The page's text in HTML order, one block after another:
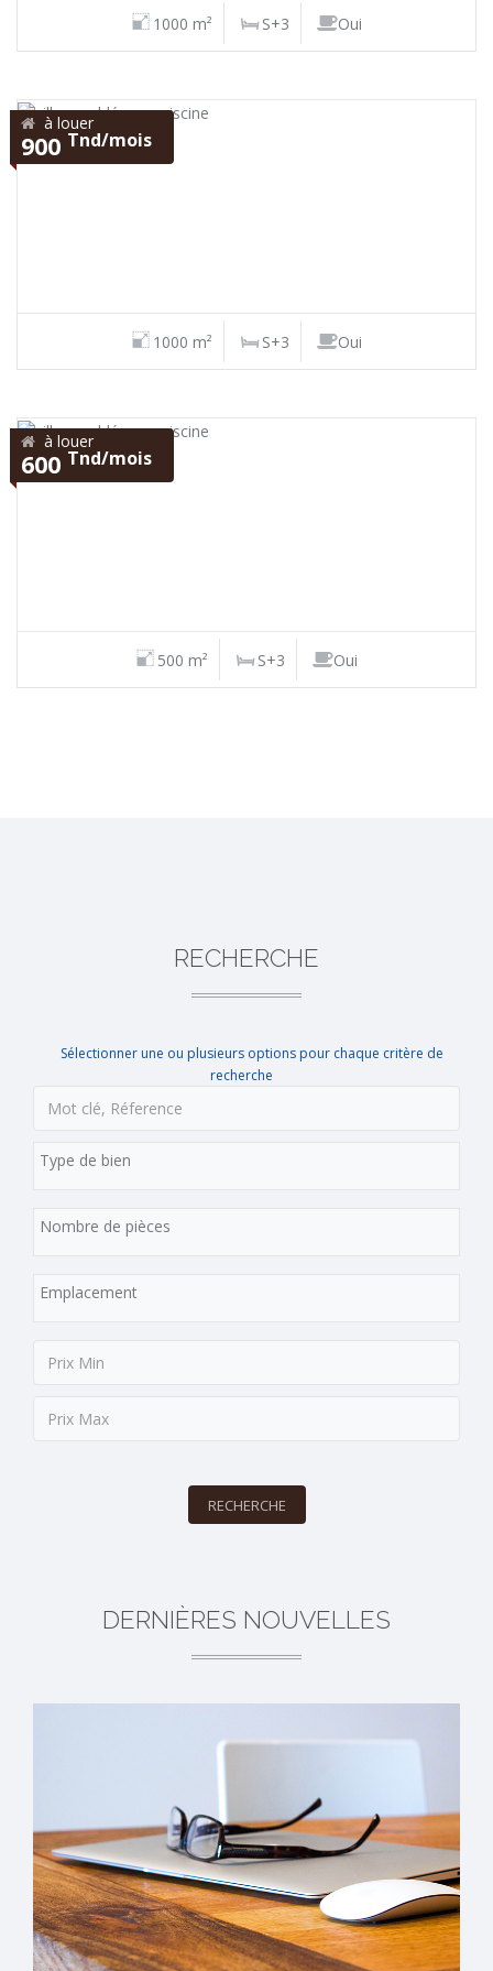
1000 m² S+3 Oui
à louer
900 Tnd/mois
1000 m² S+3 Oui
à louer
600 Tnd/mois
500 m² S+3 Oui
RECHERCHE
Sélectionner une ou plusieurs options pour chaque critère de
recherche
RECHERCHE
DERNIÈRES NOUVELLES